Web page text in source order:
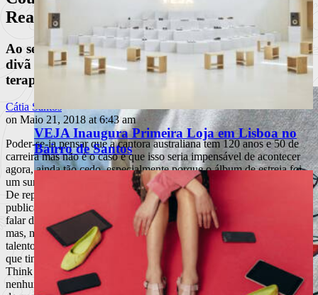
VEJA Inaugura Primeira Loja em Lisboa no
Bairro de Santos
Really Feel”
Ao segundo álbum, Courtney Barnett sentou-se no
divã e com ela sentou-nos a todos para fazermos
terapia.
Cátia Santos
on Maio 21, 2018 at 6:43 am
Poder-se-ia pensar que a cantora australiana tem 120 anos e 50 de
carreira mas não é o caso e que isso seria impensável de acontecer
agora, ainda tão cedo, especialmente porque o álbum de estreia foi
um surpreendente sucesso comercial mas também junto da crítica.
De repente, a tímida Courtney era anunciada em todas as
publicações que interessam como a próxima Bob Dylan, já para não
falar de outras infindáveis comparações que fazem algum sentido
mas, na prática, retiram um pouco do mérito e caminho próprio desta
talentosa cantora e compositora. O que é certo é que muita da magia
que tinha feito parte do processo criativo de “Sometimes I Sit and
Think and Sometimes I just Sit”, nomeadamente por não haver
nenhum tipo de pressão, acabou por se diluir no rescaldo ou ressaca